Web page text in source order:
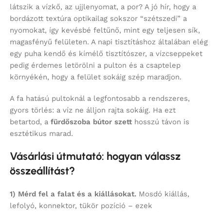
látszik a vízkő, az ujjlenyomat, a por? A jó hír, hogy a
bordázott textúra optikailag sokszor “szétszedi” a
nyomokat, így kevésbé feltűnő, mint egy teljesen sík,
magasfényű felületen. A napi tisztításhoz általában elég
egy puha kendő és kímélő tisztítószer, a vízcseppeket
pedig érdemes letörölni a pulton és a csaptelep
környékén, hogy a felület sokáig szép maradjon.
A fa hatású pultoknál a legfontosabb a rendszeres,
gyors törlés: a víz ne álljon rajta sokáig. Ha ezt
betartod, a fürdőszoba bútor szett hosszú távon is
esztétikus marad.
Vásárlási útmutató: hogyan válassz
összeállítást?
1) Mérd fel a falat és a kiállásokat. Mosdó kiállás,
lefolyó, konnektor, tükör pozíció – ezek